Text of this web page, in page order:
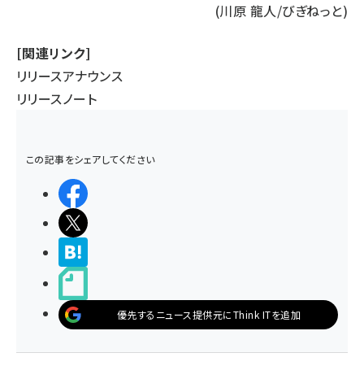
(川原 龍人/びぎねっと)
[関連リンク]
リリースアナウンス
リリースノート
この記事をシェアしてください
優先するニュース提供元にThink ITを追加